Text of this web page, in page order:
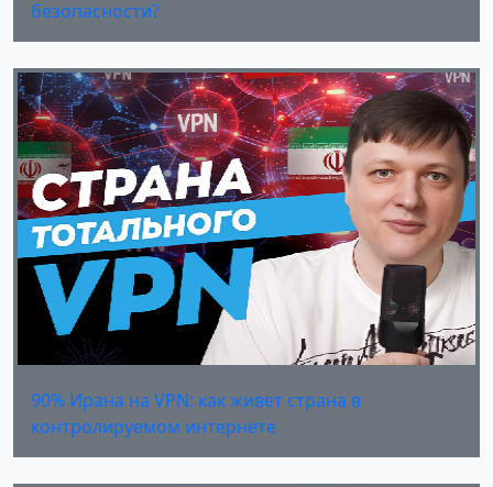
безопасности?
90% Ирана на VPN: как живет страна в
контролируемом интернете